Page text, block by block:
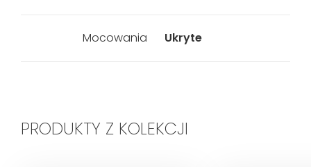
Mocowania Ukryte
PRODUKTY Z KOLEKCJI